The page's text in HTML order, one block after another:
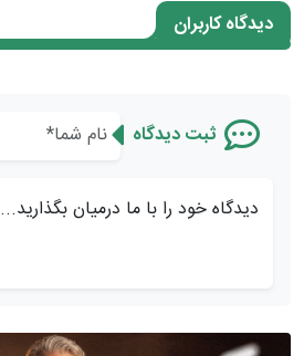
دیدگاه کاربران
ثبت دیدگاه
دیدگاه خود را با ما درمیان بگذارید...